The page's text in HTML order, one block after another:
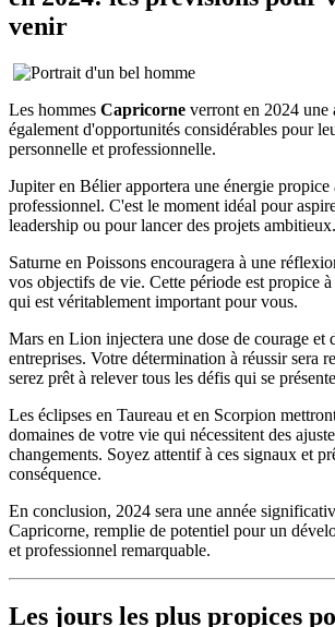
venir
Les hommes Capricorne verront en 2024 une
également d'opportunités considérables pour
personnelle et professionnelle.
Jupiter en Bélier apportera une énergie propice
professionnel. C'est le moment idéal pour
leadership ou pour lancer des projets ambitieux.
Saturne en Poissons encouragera à une
vos objectifs de vie. Cette période est propice
qui est véritablement important pour vous.
Mars en Lion injectera une dose de courage et
entreprises. Votre détermination à réussir sera
serez prêt à relever tous les défis qui se
Les éclipses en Taureau et en Scorpion
domaines de votre vie qui nécessitent des
changements. Soyez attentif à ces signaux et
conséquence.
En conclusion, 2024 sera une année
Capricorne, remplie de potentiel pour un
et professionnel remarquable.
Les jours les plus propices